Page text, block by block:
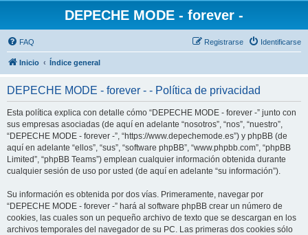
DEPECHE MODE - forever -
FAQ Identificarse
Registrarse
Inicio Índice general
DEPECHE MODE - forever - - Política de privacidad
Esta política explica con detalle cómo “DEPECHE MODE - forever -” junto con
sus empresas asociadas (de aquí en adelante “nosotros”, “nos”, “nuestro”,
“DEPECHE MODE - forever -”, “https://www.depechemode.es”) y phpBB (de
aquí en adelante “ellos”, “sus”, “software phpBB”, “www.phpbb.com”, “phpBB
Limited”, “phpBB Teams”) emplean cualquier información obtenida durante
cualquier sesión de uso por usted (de aquí en adelante “su información”).
Su información es obtenida por dos vías. Primeramente, navegar por
“DEPECHE MODE - forever -” hará al software phpBB crear un número de
cookies, las cuales son un pequeño archivo de texto que se descargan en los
archivos temporales del navegador de su PC. Las primeras dos cookies sólo